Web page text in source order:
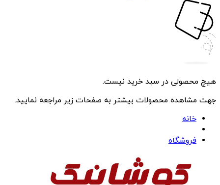
هیچ محصولی در سبد خرید نیست.
جهت مشاهده محصولات بیشتر به صفحات زیر مراجعه نمایید.
خانه
فروشگاه